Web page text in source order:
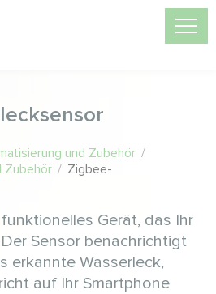
und Zubehör /
Zubehör / Zigbee-
Gerät, das Ihr
Sensor benachrichtigt
erkannte Wasserleck,
auf Ihr Smartphone